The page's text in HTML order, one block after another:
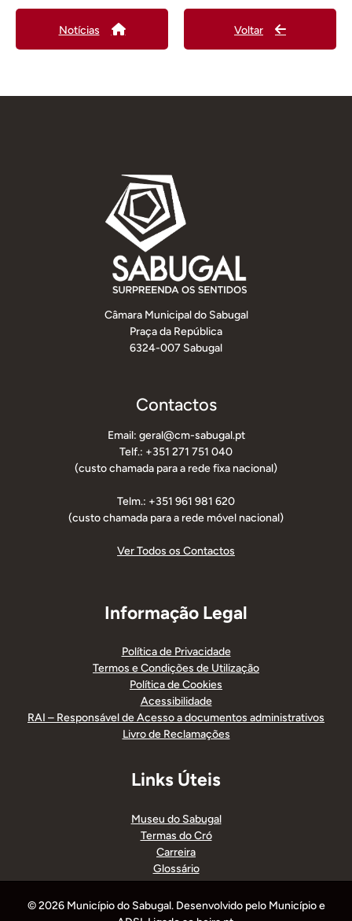
Notícias Voltar
Câmara Municipal do Sabugal
Praça da República
6324-007 Sabugal
Contactos
Email: geral@cm-sabugal.pt
Telf.: +351 271 751 040
(custo chamada para a rede fixa nacional)
Telm.: +351 961 981 620
(custo chamada para a rede móvel nacional)
Ver Todos os Contactos
Informação Legal
Política de Privacidade
Termos e Condições de Utilização
Política de Cookies
Acessibilidade
RAI – Responsável de Acesso a documentos administrativos
Livro de Reclamações
Links Úteis
Museu do Sabugal
Termas do Cró
Carreira
Glossário
© 2026 Município do Sabugal. Desenvolvido pelo Município e